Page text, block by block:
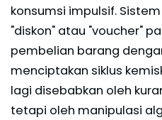
konsumsi impulsif.
"diskon" atau "voucher"
pembelian barang
menciptakan siklus
lagi disebabkan oleh
tetapi oleh manipulasi